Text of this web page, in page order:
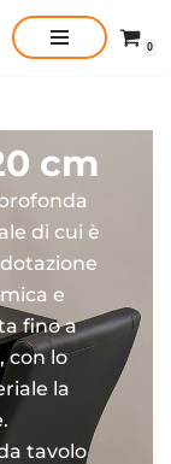
0
cm
di cui è
e
fino a
con lo
la
tavolo